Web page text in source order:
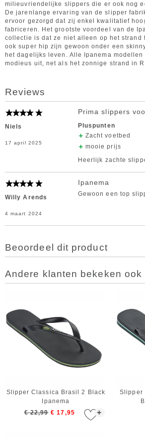
milieuvriendelijke slippers die er ook nog
De jarenlange ervaring van de slipper
ervoor gezorgd dat zij enkel kwalitatief
fabriceren. Het grootste voordeel van de
collectie is dat ze niet alleen op het strand
ook super hip zijn gewoon onder een
het dagelijks leven. Alle Ipanema
modieus uit, net als het zonnige strand in
Reviews
Niels
17 april 2025
Prima slippers
Pluspunten
Zacht voetbed
mooie prijs
Heerlijk zachte
Willy Arends
4 maart 2024
Ipanema
Gewoon een top
Beoordeel dit product
Andere klanten bekeken ook
+
Slipper Classica Brasil 2 Black
Ipanema
€ 22,99 € 17,95
Slipper